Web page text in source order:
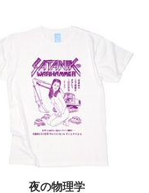
夜の物理学